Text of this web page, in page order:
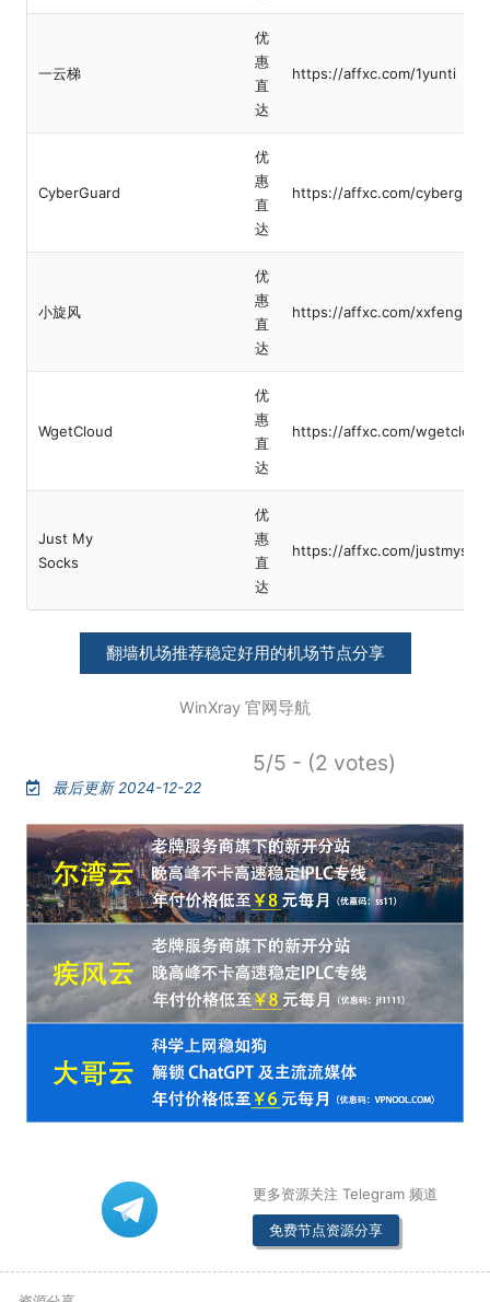
一云梯
优
惠
直
达
https://affxc.com/1yunti
CyberGuard
优
惠
直
达
https://affxc.com/
小旋风
优
惠
直
达
https://affxc.com/xxfeng
WgetCloud
优
惠
直
达
https://affxc.com/wgetcloud
Just My
Socks
优
惠
直
达
https://affxc.com/
翻墙机场推荐稳定好用的机场节点分享
WinXray 官网导航
5/5 - (2 votes)
最后更新 2024-12-22
更多资源关注 Telegram 频道
免费节点资源分享